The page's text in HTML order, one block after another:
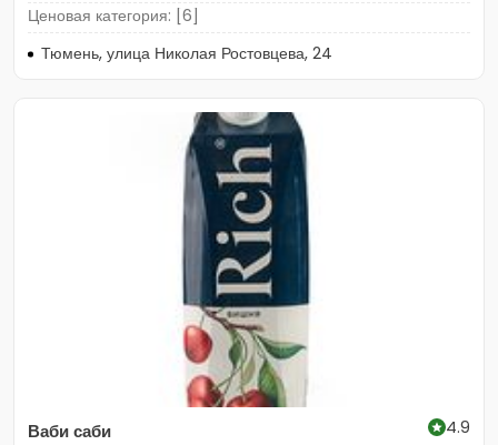
Ценовая категория: [6]
Тюмень, улица Николая Ростовцева, 24
Ваби саби
4.9